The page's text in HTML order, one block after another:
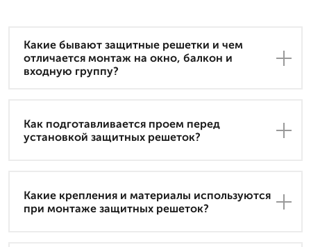
Какие бывают защитные решетки и чем
отличается монтаж на окно, балкон и
входную группу?
Как подготавливается проем перед
установкой защитных решеток?
Какие крепления и материалы используются
при монтаже защитных решеток?